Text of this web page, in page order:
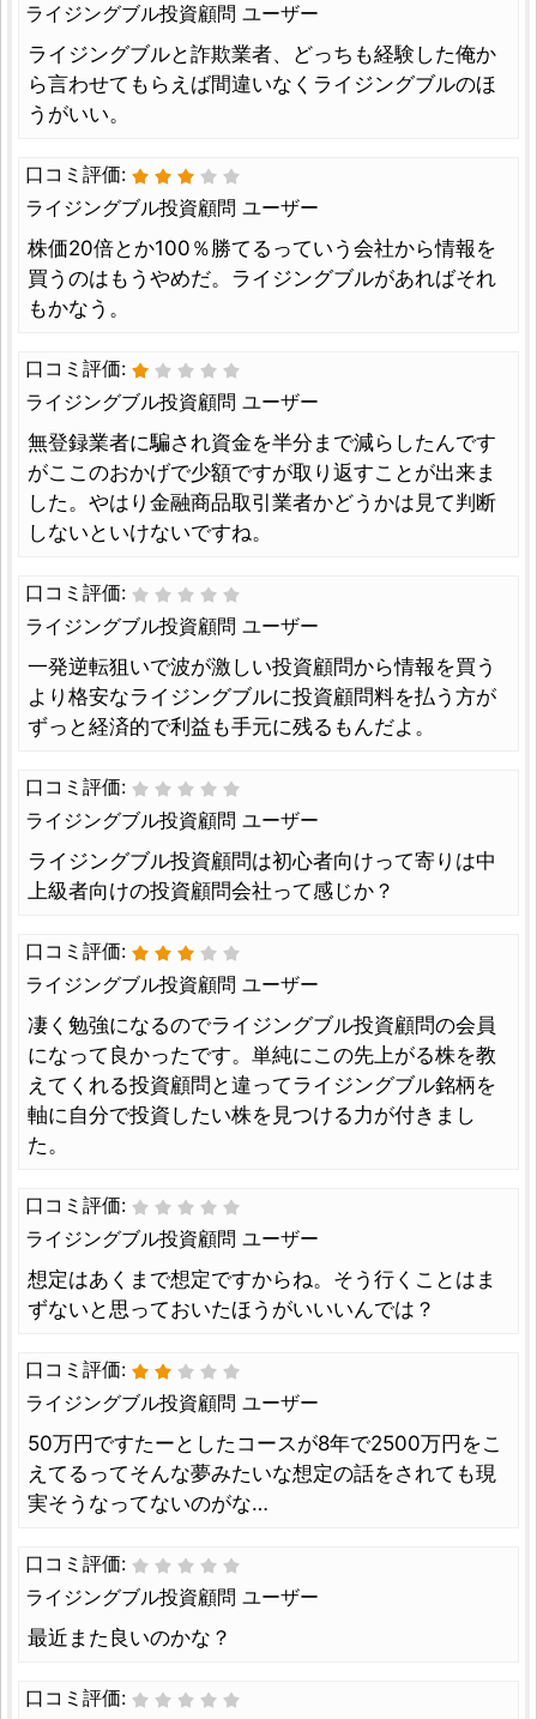
ライジングブル投資顧問 ユーザー
ライジングブルと詐欺業者、どっちも経験した俺か
ら言わせてもらえば間違いなくライジングブルのほ
うがいい。
口コミ評価:
ライジングブル投資顧問 ユーザー
株価20倍とか100％勝てるっていう会社から情報を
買うのはもうやめだ。ライジングブルがあればそれ
もかなう。
口コミ評価:
ライジングブル投資顧問 ユーザー
無登録業者に騙され資金を半分まで減らしたんです
がここのおかげで少額ですが取り返すことが出来ま
した。やはり金融商品取引業者かどうかは見て判断
しないといけないですね。
口コミ評価:
ライジングブル投資顧問 ユーザー
一発逆転狙いで波が激しい投資顧問から情報を買う
より格安なライジングブルに投資顧問料を払う方が
ずっと経済的で利益も手元に残るもんだよ。
口コミ評価:
ライジングブル投資顧問 ユーザー
ライジングブル投資顧問は初心者向けって寄りは中
上級者向けの投資顧問会社って感じか？
口コミ評価:
ライジングブル投資顧問 ユーザー
凄く勉強になるのでライジングブル投資顧問の会員
になって良かったです。単純にこの先上がる株を教
えてくれる投資顧問と違ってライジングブル銘柄を
軸に自分で投資したい株を見つける力が付きまし
た。
口コミ評価:
ライジングブル投資顧問 ユーザー
想定はあくまで想定ですからね。そう行くことはま
ずないと思っておいたほうがいいいんでは？
口コミ評価:
ライジングブル投資顧問 ユーザー
50万円ですたーとしたコースが8年で2500万円をこ
えてるってそんな夢みたいな想定の話をされても現
実そうなってないのがな…
口コミ評価:
ライジングブル投資顧問 ユーザー
最近また良いのかな？
口コミ評価: